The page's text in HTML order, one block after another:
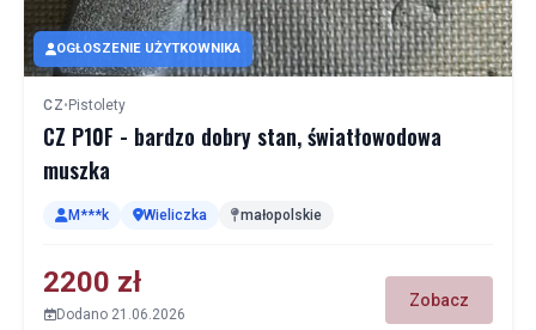
OGŁOSZENIE UŻYTKOWNIKA
CZ•Pistolety
CZ P10F - bardzo dobry stan, światłowodowa
muszka
M***k Wieliczka małopolskie
2200 zł
Dodano 21.06.2026
Zobacz